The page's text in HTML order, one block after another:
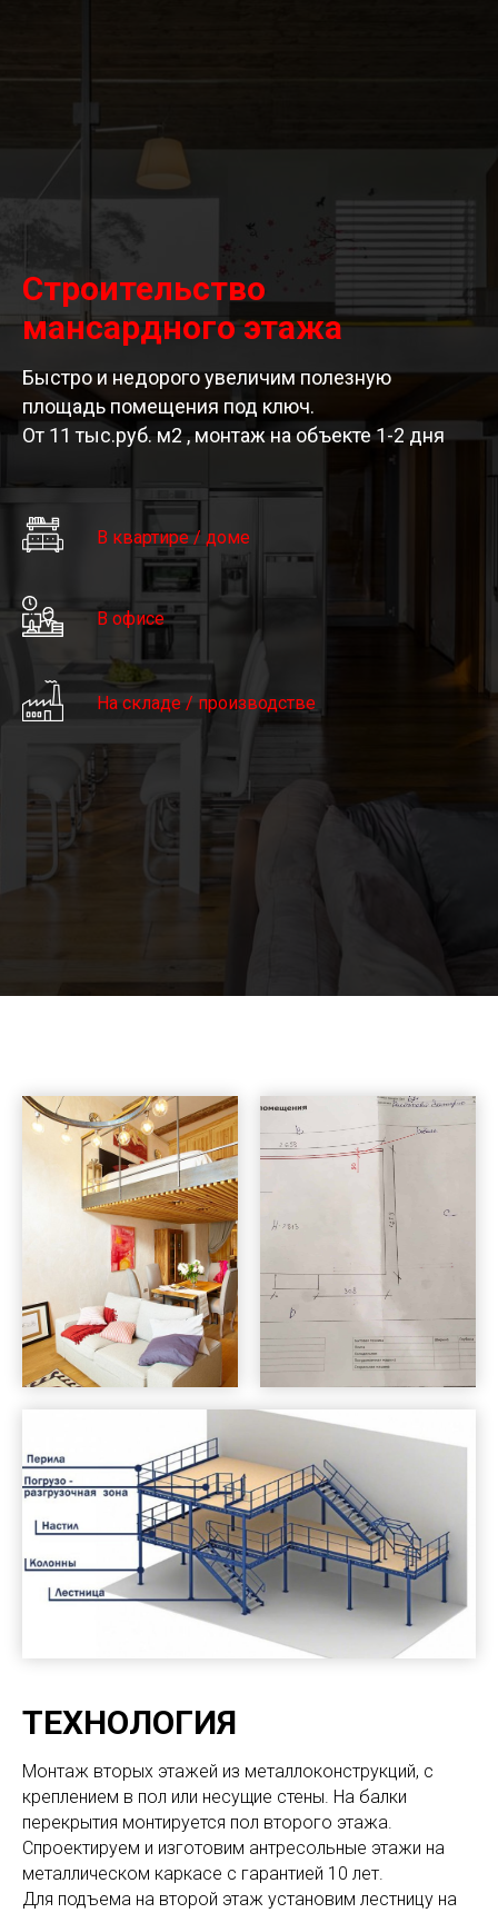
Строительство
мансардного этажа
Быстро и недорого увеличим полезную
площадь помещения под ключ.
От 11 тыс.руб. м2 , монтаж на объекте 1-2 дня
В квартире / доме
В офисе
На складе / производстве
ТЕХНОЛОГИЯ
Монтаж вторых этажей из металлоконструкций, с
креплением в пол или несущие стены. На балки
перекрытия монтируется пол второго этажа.
Спроектируем и изготовим антресольные этажи на
металлическом каркасе с гарантией 10 лет.
Для подъема на второй этаж установим лестницу на